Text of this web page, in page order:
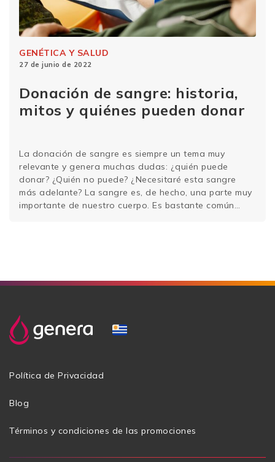
GENÉTICA Y SALUD
27 de junio de 2022
Donación de sangre: historia,
mitos y quiénes pueden donar
La donación de sangre es siempre un tema muy
relevante y genera muchas dudas: ¿quién puede
donar? ¿Quién no puede? ¿Necesitaré esta sangre
más adelante? La sangre es, de hecho, una parte muy
importante de nuestro cuerpo. Es bastante común
Política de Privacidad
Blog
Términos y condiciones de las promociones